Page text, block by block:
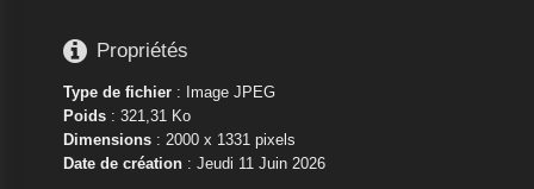
 Propriétés
Type de fichier: Image JPEG
Poids: 321,31 Ko
Dimensions: 2000 x 1331 pixels
Date de création: Jeudi 11 Juin 2026